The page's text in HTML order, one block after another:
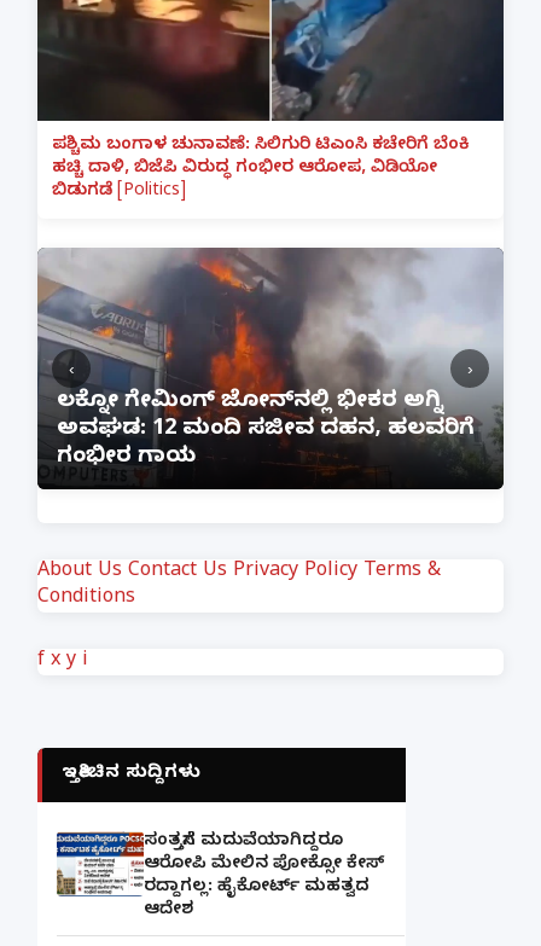
ಪಶ್ಚಿಮ ಬಂಗಾಳ ಚುನಾವಣೆ: ಸಿಲಿಗುರಿ ಟಿಎಂಸಿ ಕಚೇರಿಗೆ ಬೆಂಕಿ
ಹಚ್ಚಿ ದಾಳಿ, ಬಿಜೆಪಿ ವಿರುದ್ಧ ಗಂಭೀರ ಆರೋಪ, ವಿಡಿಯೋ
ಬಿಡುಗಡೆ [Politics]
ಲಕ್ನೋ ಗೇಮಿಂಗ್ ಜೋನ್‌ನಲ್ಲಿ ಭೀಕರ ಅಗ್ನಿ
ಅವಘಡ: 12 ಮಂದಿ ಸಜೀವ ದಹನ, ಹಲವರಿಗೆ
ಗಂಭೀರ ಗಾಯ
‹ ›
About Us Contact Us Privacy Policy Terms &
Conditions
f x y i
ಇತ್ತೀಚಿನ ಸುದ್ದಿಗಳು
ಸಂತ್ರಸ್ತೆಗೆ ಮದುವೆಯಾಗಿದ್ದರೂ
ಆರೋಪಿ ಮೇಲಿನ ಪೋಕ್ಸೋ ಕೇಸ್
ರದ್ದಾಗಲ್ಲ: ಹೈಕೋರ್ಟ್ ಮಹತ್ವದ
ಆದೇಶ